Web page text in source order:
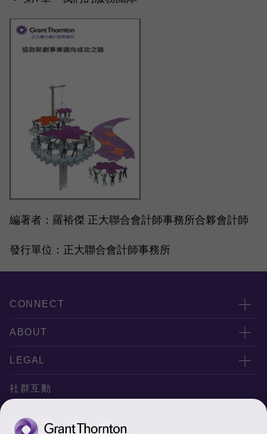
編著者： 羅裕傑 正大聯合會計師事務所合夥會計師
發行單位：正大聯合會計師事務所
CONNECT
服務團隊
服務據點
ABOUT
關於正大
專業服務
稅務行事曆
LEGAL
隱私政策
社群互動